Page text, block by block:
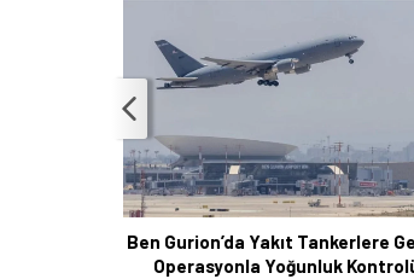
Ben Gurion’da Yakıt Tankerlere
Operasyonla Yoğunluk